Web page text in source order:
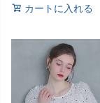
カートに入れる